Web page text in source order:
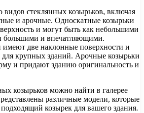
видов стеклянных козырьков, включая
и арочные. Односкатные козырьки
и могут быть как небольшими
большими и впечатляющими.
имеют две наклонные поверхности и
крупных зданий. Арочные козырьки
и придают зданию оригинальность и
козырьков можно найти в галерее
различные модели, которые
козырек для вашего здания.